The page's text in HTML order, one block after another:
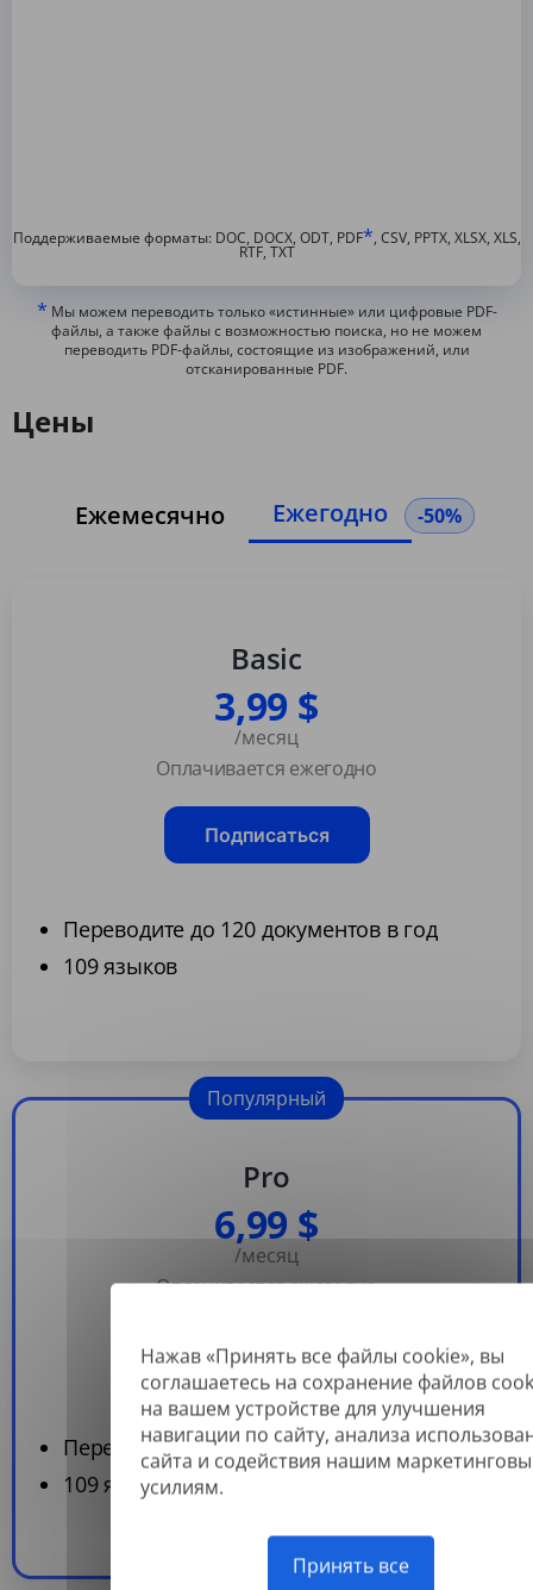
Нажав «Принять все файлы cookie», вы
соглашаетесь на сохранение файлов
на вашем устройстве для улучшения
навигации по сайту, анализа
сайта и содействия нашим
усилиям.
Принять все
Поддерживаемые форматы: DOC, DOCX, ODT, PDF*, CSV, PPTX, XLSX, XLS,
RTF, TXT
* Мы можем переводить только «истинные» или цифровые PDF-
файлы, а также файлы с возможностью поиска, но не можем
переводить PDF-файлы, состоящие из изображений, или
отсканированные PDF.
Цены
Ежемесячно Ежегодно -50%
Basic
3,99 $
/месяц
Оплачивается ежегодно
Подписаться
Переводите до 120 документов в год
109 языков
Pro
6,99 $
/месяц
Оплачивается ежегодно
Подписаться
Переводите до 360 документов в год
109 языков
Популярный